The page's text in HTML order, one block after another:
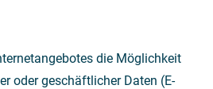
die Möglichkeit
oder geschäftlicher Daten (E-